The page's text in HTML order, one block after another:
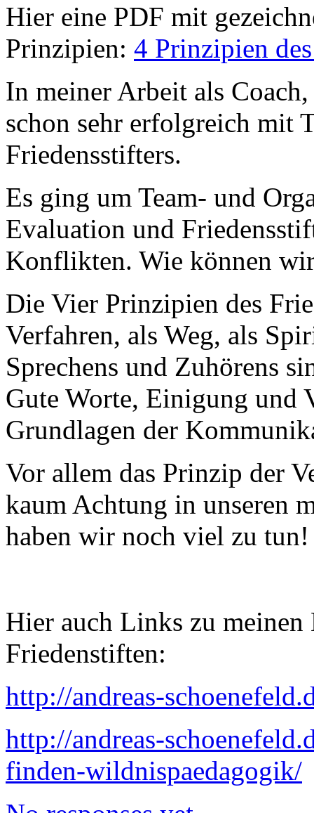
Hier eine PDF mit
Prinzipien: 4 Prinzipien
In meiner Arbeit als
schon sehr erfolgreich mit
Friedensstifters.
Es ging um Team- und
Evaluation und
Konflikten. Wie können
Die Vier Prinzipien des
Verfahren, als Weg, als
Sprechens und Zuhörens
Gute Worte, Einigung und
Grundlagen der
Vor allem das Prinzip der
kaum Achtung in unseren
haben wir noch viel zu tun!
Hier auch Links zu meinen
Friedenstiften:
http://andreas-
http://andreas-
finden-wildnispaedagogik/